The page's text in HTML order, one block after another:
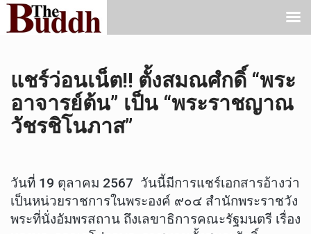
แชร์ว่อนเน็ต!! ตั้งสมณศํกดิ์ “พระ
อาจารย์ต้น” เป็น “พระราชญาณ
วัชรชิโนภาส”
วันที่ 19 ตุลาคม 2567 วันนี้มีการแชร์เอกสารอ้างว่า
เป็นหน่วยราชการในพระองค์ ๙๐๔ สำนักพระราชวัง
พระที่นั่งอัมพรสถาน ถึงเลขาธิการคณะรัฐมนตรี เรื่อง